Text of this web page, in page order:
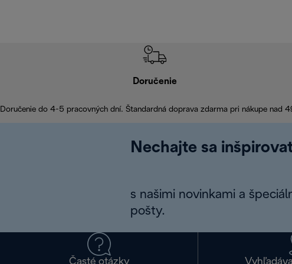
Doručenie
Doručenie do 4-5 pracovných dní. Štandardná doprava zdarma pri nákupe nad
Nechajte sa
s našimi novinkami a
pošty.